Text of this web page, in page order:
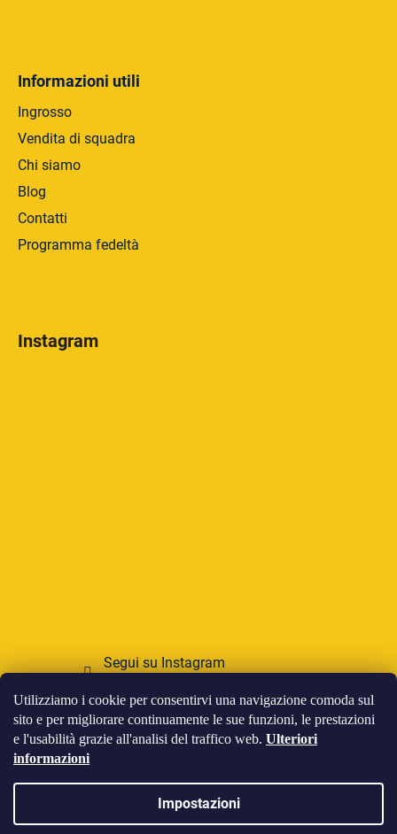
Utilizziamo i cookie per consentirvi una navigazione comoda sul
sito e per migliorare continuamente le sue funzioni, le prestazioni
e l'usabilità grazie all'analisi del traffico web. Ulteriori
informazioni
Impostazioni
Informazioni utili
Ingrosso
Vendita di squadra
Chi siamo
Blog
Contatti
Programma fedeltà
Instagram
Segui su Instagram
Accettiamo pagamenti online